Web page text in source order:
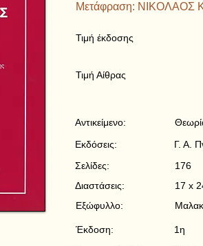
Μετάφραση: ΝΙΚΟΛΑΟΣ
Τιμή έκδοσης
Τιμή Αίθρας
Γ. Α.
176
17 x
1η
Αντικείμενο:
Εκδόσεις:
Σελίδες:
Διαστάσεις:
Εξώφυλλο:
Έκδοση: